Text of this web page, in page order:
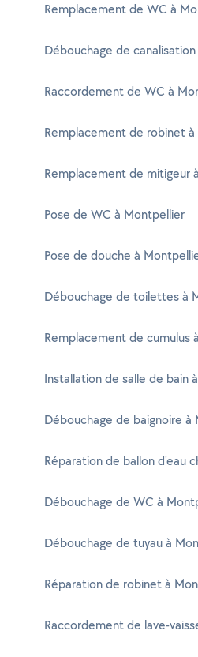
Remplacement de WC à
Débouchage de
Raccordement de WC à
Remplacement de robinet
Remplacement de mitigeur
Pose de WC à Montpellier
Pose de douche à
Débouchage de toilettes à
Remplacement de cumulus
Installation de salle de bain
Débouchage de baignoire à
Réparation de ballon d'eau
Débouchage de WC à
Débouchage de tuyau à
Réparation de robinet à
Raccordement de lave-